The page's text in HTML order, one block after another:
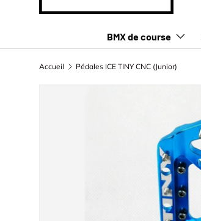
BMX de course
Accueil Pédales ICE TINY CNC (Junior)